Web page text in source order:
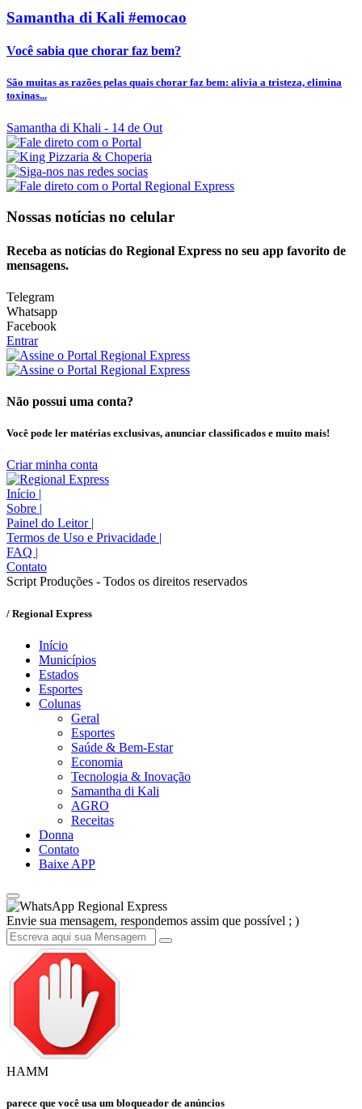
Samantha di Kali #emocao
Você sabia que chorar faz bem?
São muitas as razões pelas quais chorar faz bem: alivia a tristeza, elimina
toxinas...
Samantha di Khali - 14 de Out
Nossas notícias no celular
Receba as notícias do Regional Express no seu app favorito de
mensagens.
Telegram
Whatsapp
Facebook
Entrar
Não possui uma conta?
Você pode ler matérias exclusivas, anunciar classificados e muito mais!
Criar minha conta
Início |
Sobre |
Painel do Leitor |
Termos de Uso e Privacidade |
FAQ |
Contato
Script Produções - Todos os direitos reservados
/ Regional Express
Início
Municípios
Estados
Esportes
Colunas
Geral
Esportes
Saúde & Bem-Estar
Economia
Tecnologia & Inovação
Samantha di Kali
AGRO
Receitas
Donna
Contato
Baixe APP
Regional Express
Envie sua mensagem, respondemos assim que possível ; )
HAMM
parece que você usa um bloqueador de anúncios